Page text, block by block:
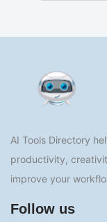
AI Tools Directory
productivity,
improve your
Follow us